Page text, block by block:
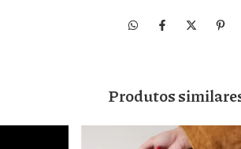
Produtos